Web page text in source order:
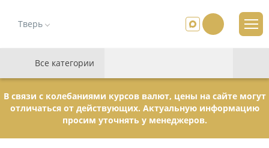
Тверь
Все категории
В связи с колебаниями курсов валют, цены на сайте могут
отличаться от действующих. Актуальную информацию
просим уточнять у менеджеров.